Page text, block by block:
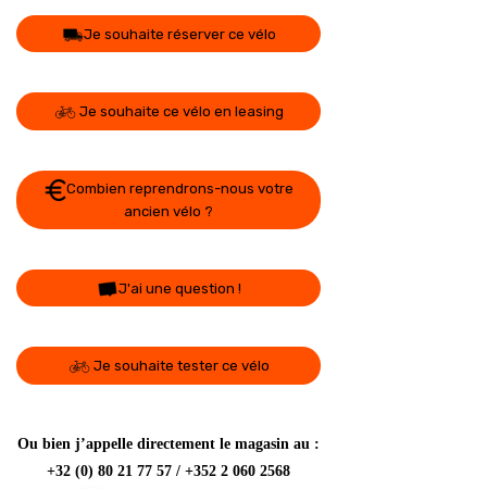
Je souhaite réserver ce vélo
Je souhaite ce vélo en leasing
Combien reprendrons-nous votre
ancien vélo ?
J'ai une question !
Je souhaite tester ce vélo
Ou bien j’appelle directement le magasin au :
+32 (0) 80 21 77 57 / +352 2 060 2568